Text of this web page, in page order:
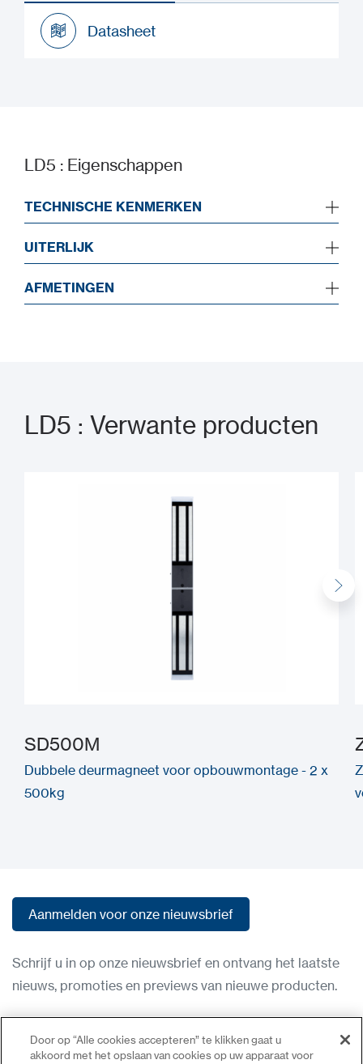
Datasheet
LD5 : Eigenschappen
TECHNISCHE KENMERKEN
UITERLIJK
AFMETINGEN
LD5 : Verwante producten
SD500M
Dubbele deurmagneet voor opbouwmontage - 2 x
500kg
Aanmelden voor onze nieuwsbrief
Schrijf u in op onze nieuwsbrief en ontvang het laatste
nieuws, promoties en previews van nieuwe producten.
Gebruiksvoorwaarden
Privacybeleid
Door op “Alle cookies accepteren” te klikken gaat u
akkoord met het opslaan van cookies op uw apparaat voor